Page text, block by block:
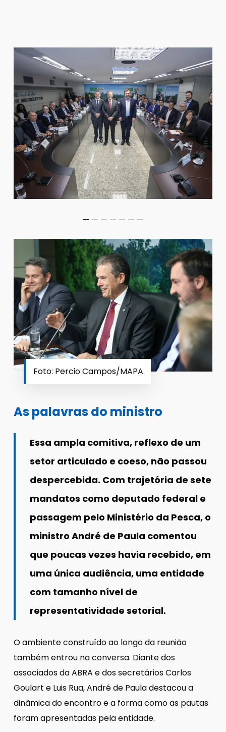
Foto: Percio Campos/MAPA
As palavras do ministro
Essa ampla comitiva, reflexo de um
setor articulado e coeso, não passou
despercebida. Com trajetória de sete
mandatos como deputado federal e
passagem pelo Ministério da Pesca, o
ministro André de Paula comentou
que poucas vezes havia recebido, em
uma única audiência, uma entidade
com tamanho nível de
representatividade setorial.
O ambiente construído ao longo da reunião
também entrou na conversa. Diante dos
associados da ABRA e dos secretários Carlos
Goulart e Luis Rua, André de Paula destacou a
dinâmica do encontro e a forma como as pautas
foram apresentadas pela entidade.